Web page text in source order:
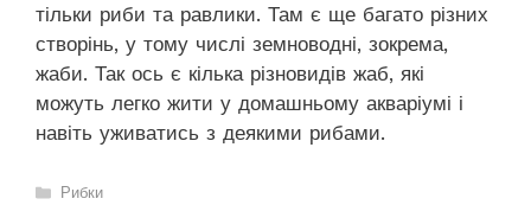
тільки риби та равлики. Там є ще багато різних
створінь, у тому числі земноводні, зокрема,
жаби. Так ось є кілька різновидів жаб, які
можуть легко жити у домашньому акваріумі і
навіть уживатись з деякими рибами.
Категорії
Рибки